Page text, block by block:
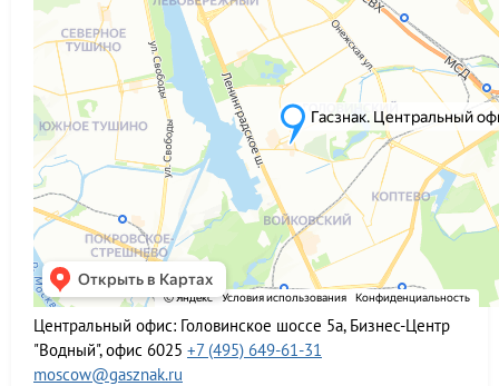
Центральный офис: Головинское шоссе 5а, Бизнес-Центр
"Водный", офис 6025 +7 (495) 649-61-31
moscow@gasznak.ru